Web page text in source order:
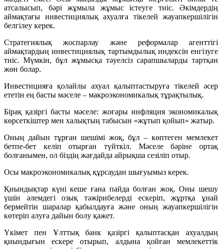
атсалысып, бәрі жұмыла жұмыс істеуге тиіс. Әкімдердің
аймақтағы инвестициялық ахуалға тікелей жауапкершілігін
белгілеу керек.
Стратегиялық жоспарлау және реформалар агенттігі
аймақтардың инвестициялық тартымдылық индексін енгізуге
тиіс. Мүмкін, бұл жұмысқа тәуелсіз сарапшыларды тартқан
жөн болар.
Инвестицияға қолайлы ахуал қалыптастыруға тікелей әсер
ететін ең басты мәселе – макроэкономикалық тұрақтылық.
Бірақ қазіргі басты мәселе: жоғары инфляция экономикалық
көрсеткіштер мен халықтың табысын «жұтып қойып» жатыр.
Оның дайын тұрған шешімі жоқ, бұл – көптеген мемлекет
бетпе-бет келіп отырған түйткіл. Мәселе бәріне ортақ
болғанымен, ол біздің жағдайда айрықша сезіліп отыр.
Осы макроэкономикалық құрсаудан шығуымыз керек.
Қиындықтар күні кеше ғана пайда болған жоқ. Оны шешу
үшін әлемдегі озық тәжірибелерді ескеріп, жұртқа ұнай
бермейтін шаралар қабылдауға және оның жауапкершілігін
көтеріп алуға дайын болу қажет.
Үкімет пен Ұлттық банк қазіргі қалыптасқан ахуалдың
қиындығын ескере отырып, алдына қойған мемлекеттік